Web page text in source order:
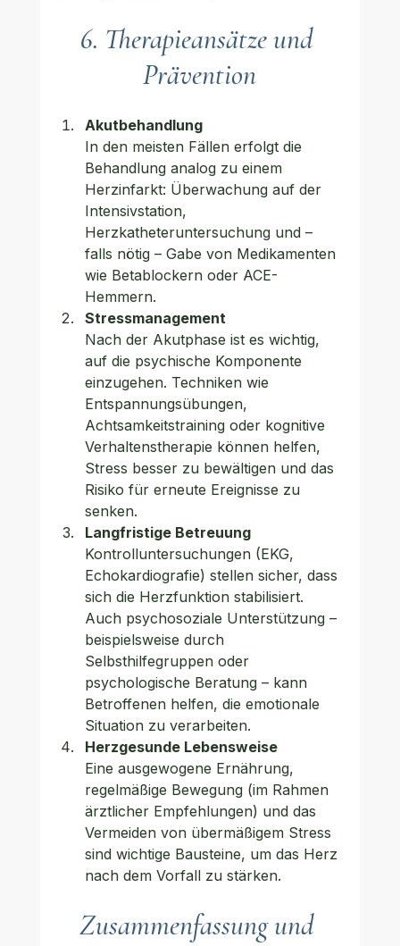
6. Therapieansätze und
Prävention
Akutbehandlung
In den meisten Fällen erfolgt die
Behandlung analog zu einem
Herzinfarkt: Überwachung auf der
Intensivstation,
Herzkatheteruntersuchung und –
falls nötig – Gabe von Medikamenten
wie Betablockern oder ACE-
Hemmern.
Stressmanagement
Nach der Akutphase ist es wichtig,
auf die psychische Komponente
einzugehen. Techniken wie
Entspannungsübungen,
Achtsamkeitstraining oder kognitive
Verhaltenstherapie können helfen,
Stress besser zu bewältigen und das
Risiko für erneute Ereignisse zu
senken.
Langfristige Betreuung
Kontrolluntersuchungen (EKG,
Echokardiografie) stellen sicher, dass
sich die Herzfunktion stabilisiert.
Auch psychosoziale Unterstützung –
beispielsweise durch
Selbsthilfegruppen oder
psychologische Beratung – kann
Betroffenen helfen, die emotionale
Situation zu verarbeiten.
Herzgesunde Lebensweise
Eine ausgewogene Ernährung,
regelmäßige Bewegung (im Rahmen
ärztlicher Empfehlungen) und das
Vermeiden von übermäßigem Stress
sind wichtige Bausteine, um das Herz
nach dem Vorfall zu stärken.
Zusammenfassung und